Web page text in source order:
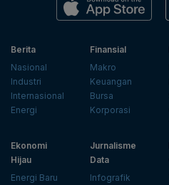
Berita
Nasional
Industri
Internasional
Energi
Finansial
Makro
Keuangan
Bursa
Korporasi
Ekonomi
Hijau
Energi Baru
Jurnalisme
Data
Infografik